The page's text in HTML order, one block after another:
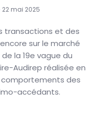
22 mai 2025
transactions et des
sur le marché
la 19e vague du
Audirep réalisée en
comportements des
accédants.